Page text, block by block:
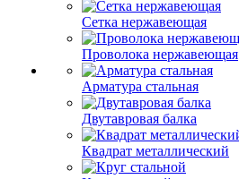
Сетка нержавеющая
Проволока нержавеющая
Арматура стальная
Двутавровая балка
Квадрат металлический